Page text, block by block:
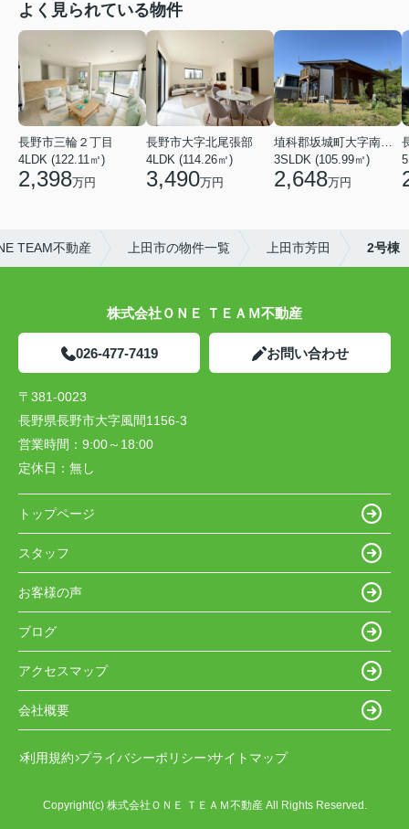
よく見られている物件
長野市三輪２丁目
4LDK (122.11㎡)
2,398万円
長野市大字北尾張部
4LDK (114.26㎡)
3,490万円
埴科郡坂城町大字南条鼠団地
3SLDK (105.99㎡)
2,648万円
TEAM不動産 上田市の物件一覧 上田市芳田 2号棟
株式会社ＯＮＥ ＴＥＡＭ不動産
026-477-7419 お問い合わせ
〒381-0023
長野県長野市大字風間1156-3
営業時間： 9:00～18:00
定休日： 無し
トップページ
スタッフ
お客様の声
ブログ
アクセスマップ
会社概要
利用規約 プライバシーポリシー サイトマップ
Copyright(c) 株式会社ＯＮＥ ＴＥＡＭ不動産 All Rights Reserved.